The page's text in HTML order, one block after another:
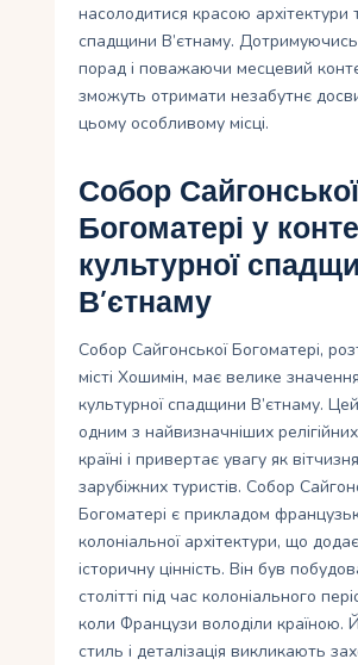
насолодитися красою архітектури
спадщини В’єтнаму.
порад і поважаючи месцевий
зможуть отримати незабутнє
цьому особливому місці.
Собор
Богоматері у
культурної
В’єтнаму
Собор Сайгонської Богоматері,
місті Хошимін, має велике
культурної спадщини В’єтнаму.
одним з найвизначніших
країні і привертає увагу як
зарубіжних туристів. Собор
Богоматері є прикладом
колоніальної архітектури, що
історичну цінність. Він був
столітті під час колоніального
коли Французи володіли країною.
стиль і деталізація викликають